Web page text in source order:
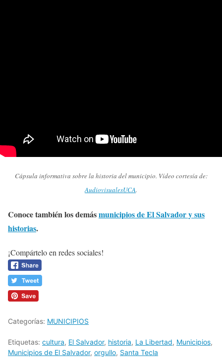
Cápsula informativa sobre la historia del municipio. Vídeo cortesía de:
AudiovisualesUCA.
Conoce también los demásmunicipios de El Salvador y sus
historias.
¡Compártelo en redes sociales!
Categorías: MUNICIPIOS
Etiquetas: cultura, El Salvador, historia, La Libertad, Municipios,
Municipios de El Salvador, orgullo, Santa Tecla